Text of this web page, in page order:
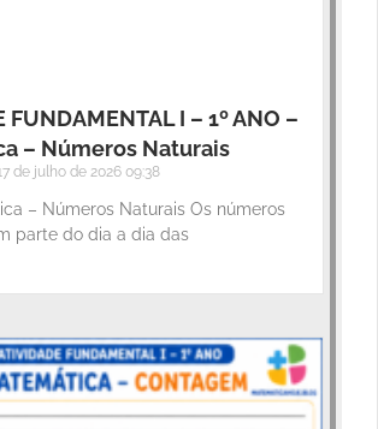
FUNDAMENTAL I – 1º ANO –
– Números Naturais
de julho de 2026 09:38
– Números Naturais Os números
parte do dia a dia das